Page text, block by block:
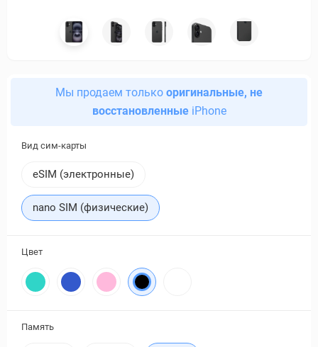
Мы продаем только оригинальные, не
восстановленныеiPhone
Вид сим-карты
eSIM (электронные)
nano SIM (физические)
Цвет
Память